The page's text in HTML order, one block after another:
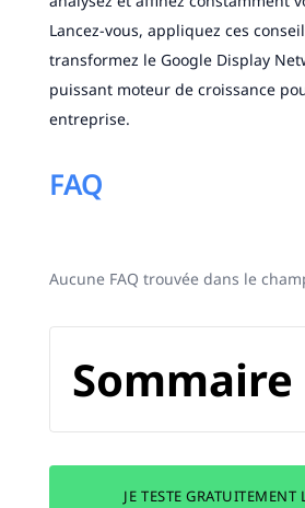
Lancez-vous, appliquez ces
transformez le Google Display
puissant moteur de croissance
entreprise.
FAQ
Aucune FAQ trouvée dans le
Sommaire
JE TESTE GRATUITEMENT